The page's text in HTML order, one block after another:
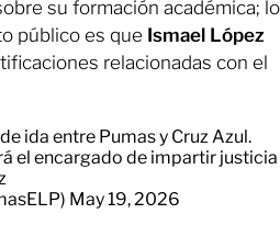
su formación académica; lo
público es que Ismael López
relacionadas con el
ida entre Pumas y Cruz Azul.
el encargado de impartir justicia
May 19, 2026